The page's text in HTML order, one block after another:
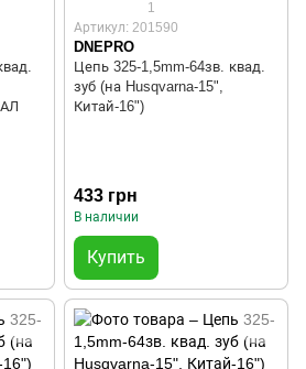
1
Артикул: 201590
DNEPRO
Цепь 325-1,5mm-64зв. квад.
зуб (на Husqvarna-15",
Китай-16")
433 грн
В наличии
Купить